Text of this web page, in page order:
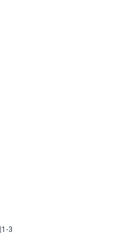
1-3